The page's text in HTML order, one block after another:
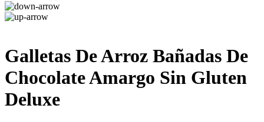
Galletas De Arroz Bañadas De
Chocolate Amargo Sin Gluten
Deluxe